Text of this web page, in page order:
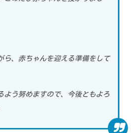
ら、赤ちゃんを迎える準備をして
よう努めますので、今後ともよろ